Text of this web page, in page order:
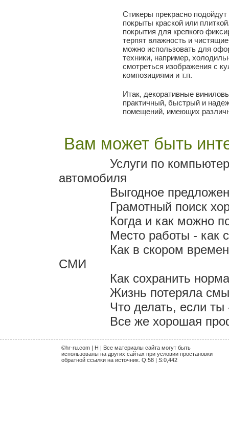
Стикеры прекрасно
покрыты краской или
покрытия для крепкого
терпят влажность и
можно использовать для
техники, например,
смотреться изображения с
композициями и т.п.
Итак, декоративные
практичный, быстрый и
помещений, имеющих
Вам может быть
Услуги по
автомобиля
Выгодное
Грамотный поиск
Когда и как можно
Место работы - как
Как в скором
СМИ
Как сохранить
Жизнь потеряла
Что делать, если ты
Все же хорошая
©hr-ru.com | H | Все материалы сайта могут быть
использованы на других сайтах при условии простановки
обратной ссылки на источник. Q:58 | S:0,442